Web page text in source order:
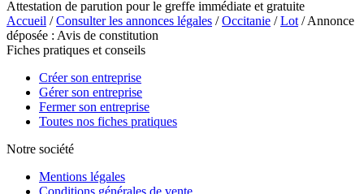
Attestation de parution pour le greffe immédiate et gratuite
Accueil /Consulter les annonces légales /Occitanie /Lot / Annonce
déposée : Avis de constitution
Fiches pratiques et conseils
Créer son entreprise
Gérer son entreprise
Fermer son entreprise
Toutes nos fiches pratiques
Notre société
Mentions légales
Conditions générales de vente